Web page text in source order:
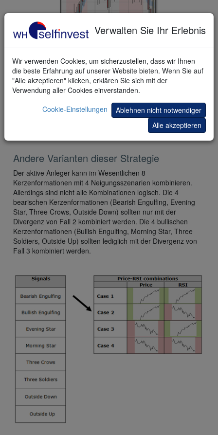
wurde das Profit Target (grüne Linie)
Andere Varianten dieser Strategie
Der aktive Anleger kann im Wesentlichen 8
Kerzenformationen mit 4 Neigungsszenarien kombinieren.
Allerdings sind nicht alle Kombinationen logisch. Die 4
bearischen Kerzenformationen (Bearish Engulfing, Evening
Star, Three Crows, Outside Down) sollten nur mit der
Divergenz von Fall 2 kombiniert werden. Die 4 bullischen
Kerzenformationen (Bullish Engulfing, Morning Star, Three
Soldiers, Outside Up) sollten lediglich mit der Divergenz von
Fall 3 kombiniert werden.
Verwalten Sie Ihr Erlebnis
Wir verwenden Cookies, um sicherzustellen, dass wir Ihnen
die beste Erfahrung auf unserer Website bieten. Wenn Sie auf
"Alle akzeptieren" klicken, erklären Sie sich mit der
Verwendung aller Cookies einverstanden.
Cookie-Einstellungen
Ablehnen nicht notwendiger
Alle akzeptieren